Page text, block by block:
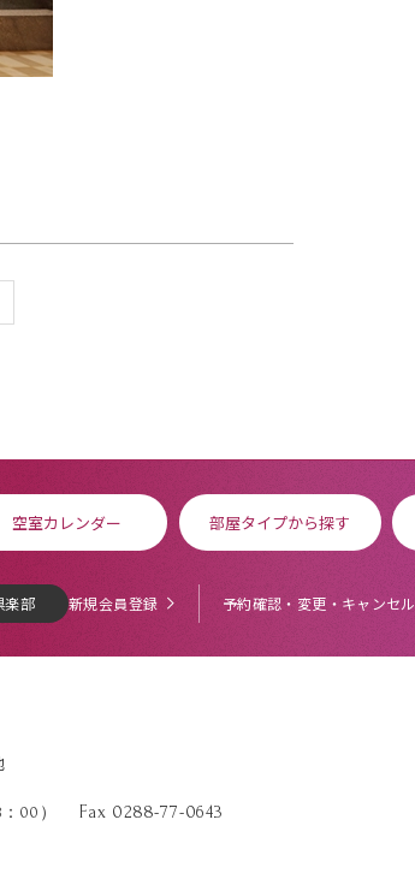
空室カレンダー 部屋タイプから探す
楽部 新規会員登録 予約確認・変更・キャンセル
00） Fax 0288-77-0643